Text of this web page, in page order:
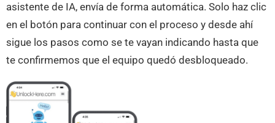
asistente de IA, envía de forma automática. Solo haz clic
en el botón para continuar con el proceso y desde ahí
sigue los pasos como se te vayan indicando hasta que
te confirmemos que el equipo quedó desbloqueado.